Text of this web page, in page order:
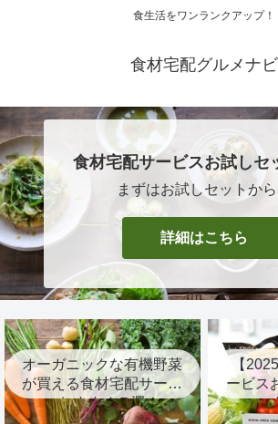
食生活をワンランクアップ！
食材宅配グルメナビ
食材宅配サービスお試しセ
まずはお試しセットから
詳細はこちら
オーガニックな有機野菜
が買える食材宅配サービ
スおすすめ７選！
【
ービス